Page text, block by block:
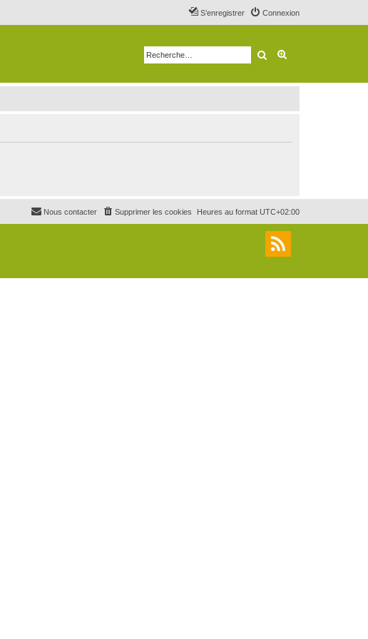
Connexion
S’enregistrer
Rechercher
Heures au format UTC+02:00
Supprimer les cookies
Nous contacter